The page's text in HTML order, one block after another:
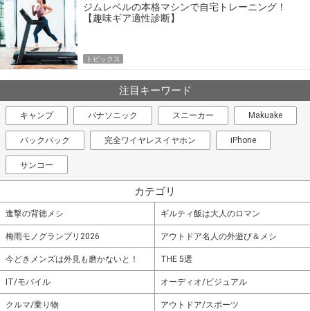
ジムレベルの本格マシンで自宅トレーニング！
【趣味ギア適性診断】
トピックス
注目キーワード
キャンプ パナソニック スニーカー Makuake
バックパック 完全ワイヤレスイヤホン iPhone
サンコー
カテゴリ
進撃の背徳メシ ギルティ飯は大人のロマン
梅雨モノグランプリ2026 アウトドア名人の外遊び＆メシ
今どきメンズは外見も磨かないと！ THE 5選
IT/モバイル オーディオ/ビジュアル
クルマ/乗り物 アウトドア/スポーツ